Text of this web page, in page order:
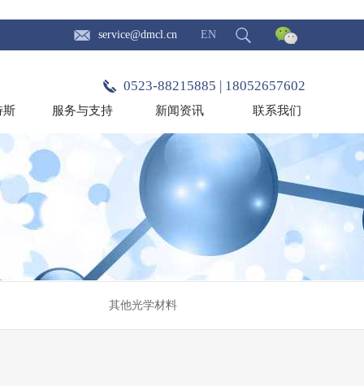
service@dmcl.cn EN
0523-88215885 | 18052657602
斯 服务与支持 新闻资讯 联系我们
其他光学材料